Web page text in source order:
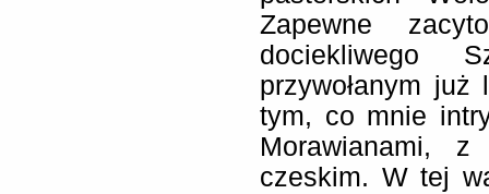
Zapewne
dociekliwego
przywołanym już
tym, co mnie
Morawianami,
czeskim. W tej